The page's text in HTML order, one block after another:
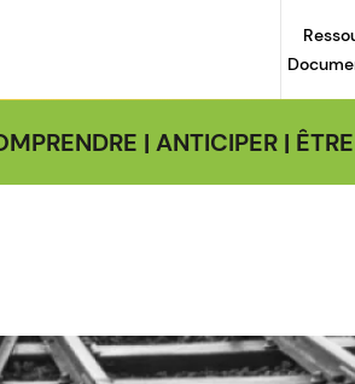
| ANTICIPER |